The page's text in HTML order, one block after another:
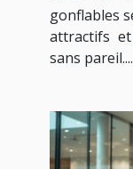
gonflables
attractifs
sans pareil....